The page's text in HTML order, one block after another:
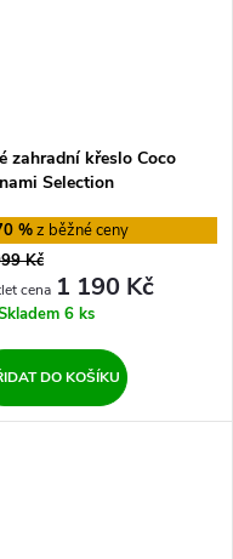
zahradní křeslo Coco
Selection
%
Kč
1 190 Kč
6 ks
DO KOŠÍKU